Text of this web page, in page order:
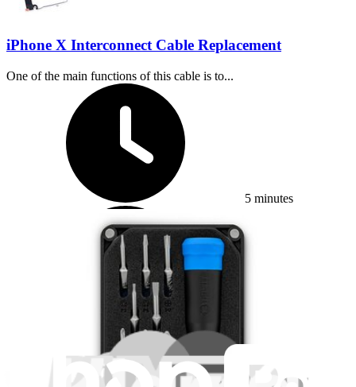
iPhone X Interconnect Cable Replacement
One of the main functions of this cable is to...
5 minutes